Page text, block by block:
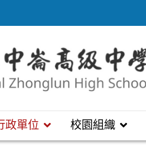
政單位 校園組織